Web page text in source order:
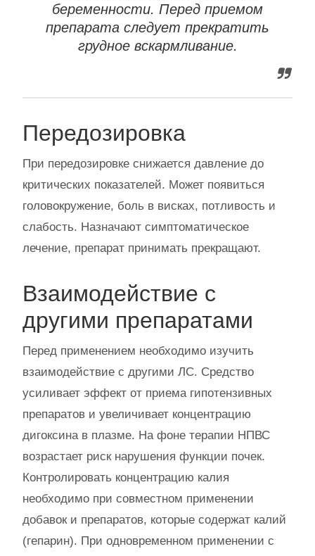
беременности. Перед приемом
препарата следует прекратить
грудное вскармливание.
Передозировка
При передозировке снижается давление до
критических показателей. Может появиться
головокружение, боль в висках, потливость и
слабость. Назначают симптоматическое
лечение, препарат принимать прекращают.
Взаимодействие с
другими препаратами
Перед применением необходимо изучить
взаимодействие с другими ЛС. Средство
усиливает эффект от приема гипотензивных
препаратов и увеличивает концентрацию
дигоксина в плазме. На фоне терапии НПВС
возрастает риск нарушения функции почек.
Контролировать концентрацию калия
необходимо при совместном применении
добавок и препаратов, которые содержат калий
(гепарин). При одновременном применении с